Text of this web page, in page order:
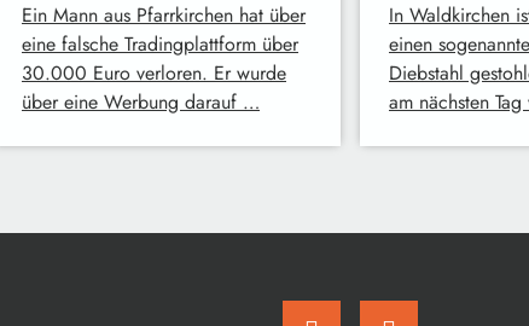
Ein Mann aus Pfarrkirchen hat über
eine falsche Tradingplattform über
30.000 Euro verloren. Er wurde
über eine Werbung darauf …
In Waldkirchen
einen
Diebstahl
am nächsten